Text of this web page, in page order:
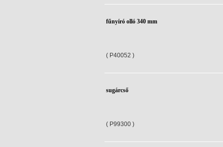
fűnyíró olló 340 mm
( P40052 )
sugárcső
( P99300 )